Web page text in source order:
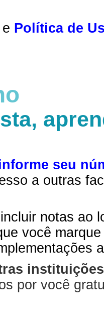
Política de
seu
a outras
notas ao
você
por você